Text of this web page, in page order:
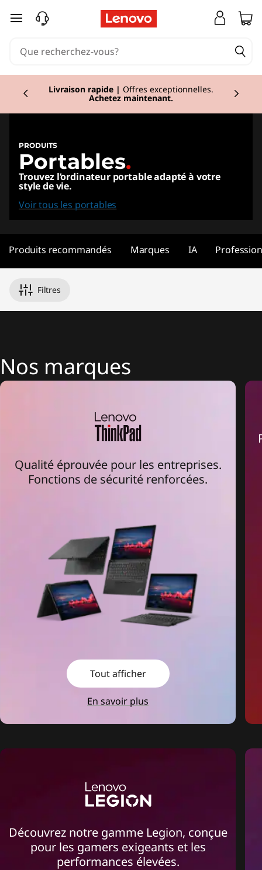
o
n
s
&
M
passer au contenu principal
Livraison rapide | Offres exceptionnelles.
Achetez maintenant.
PRODUITS
Portables.
Trouvez l’ordinateur portable adapté à votre
style de vie.
Voir tous les portables
Produits recommandés Marques IA
Filtres
Nos marques
Qualité éprouvée pour les entreprises.
Fonctions de sécurité renforcées.
Tout afficher
En savoir plus
Découvrez notre gamme Legion, conçue
pour les gamers exigeants et les
performances élevées.